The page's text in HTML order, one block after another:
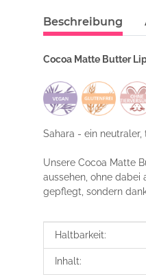
Beschreibung
Cocoa Matte Butter
Sahara - ein neutraler,
Unsere Cocoa Matte
aussehen, ohne
gepflegt, sondern
Produkteigenschaft
Wert
Haltbarkeit:
Inhalt: